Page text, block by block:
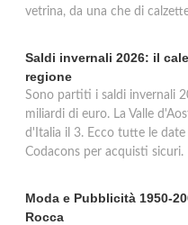
vetrina, da una che di
Saldi invernali 2026: il
regione
Sono partiti i saldi invernali
miliardi di euro. La Valle
d'Italia il 3. Ecco tutte le date
Codacons per acquisti sicuri.
Moda e Pubblicità 1950-
Rocca